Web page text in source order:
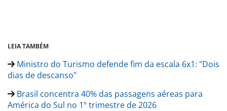
LEIA TAMBÉM
Ministro do Turismo defende fim da escala 6x1: "Dois
dias de descanso"
Brasil concentra 40% das passagens aéreas para
América do Sul no 1º trimestre de 2026